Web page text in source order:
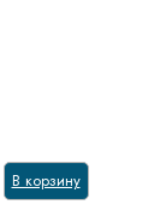
В корзину